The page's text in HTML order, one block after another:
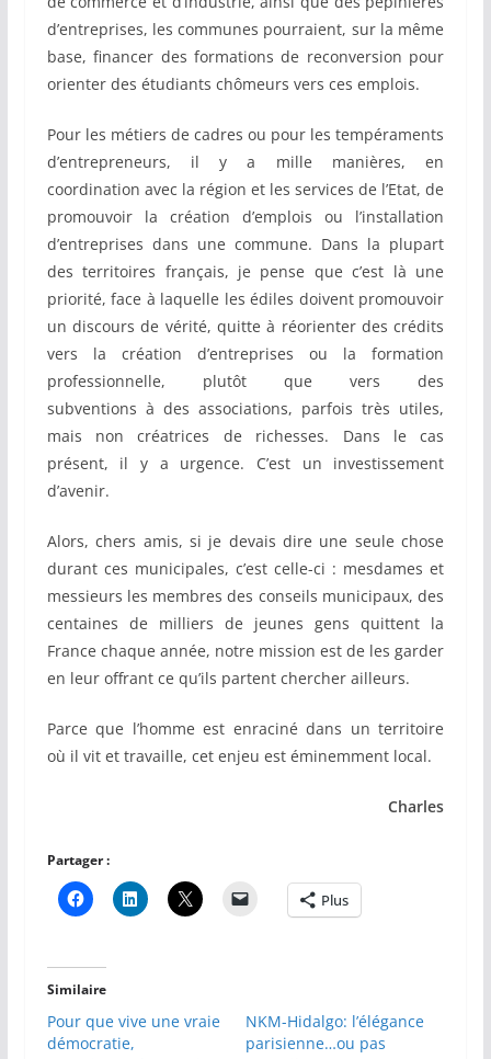
d’entreprises, les communes pourraient, sur la même
base, financer des formations de reconversion pour
orienter des étudiants chômeurs vers ces emplois.
Pour les métiers de cadres ou pour les tempéraments
d’entrepreneurs, il y a mille manières, en
coordination avec la région et les services de l’Etat, de
promouvoir la création d’emplois ou l’installation
d’entreprises dans une commune. Dans la plupart
des territoires français, je pense que c’est là une
priorité, face à laquelle les édiles doivent promouvoir
un discours de vérité, quitte à réorienter des crédits
vers la création d’entreprises ou la formation
professionnelle, plutôt que vers des
subventions à des associations, parfois très utiles,
mais non créatrices de richesses. Dans le cas
présent, il y a urgence. C’est un investissement
d’avenir.
Alors, chers amis, si je devais dire une seule chose
durant ces municipales, c’est celle-ci : mesdames et
messieurs les membres des conseils municipaux, des
centaines de milliers de jeunes gens quittent la
France chaque année, notre mission est de les garder
en leur offrant ce qu’ils partent chercher ailleurs.
Parce que l’homme est enraciné dans un territoire
où il vit et travaille, cet enjeu est éminemment local.
Charles
Partager :
Plus
Similaire
Pour que vive une vraie
démocratie,
NKM-Hidalgo: l’élégance
parisienne…ou pas